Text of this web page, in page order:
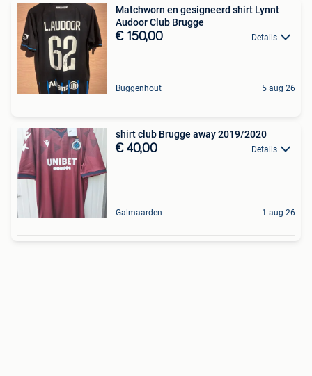
Matchworn en gesigneerd shirt Lynnt
Audoor Club Brugge
€ 150,00 Details
Buggenhout 5 aug 26
shirt club Brugge away 2019/2020
€ 40,00 Details
Galmaarden 1 aug 26